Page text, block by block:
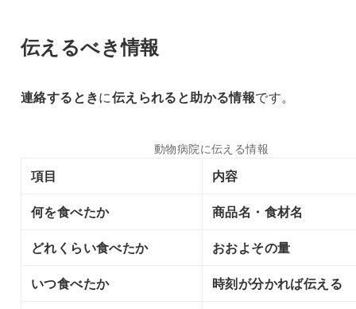
伝えるべき情報
連絡するときに伝えられると助かる情報です。
動物病院に伝える情報
項目
内容
何を食べたか
商品名・食材名
どれくらい食べたか
おおよその量
いつ食べたか
時刻が分かれば伝える